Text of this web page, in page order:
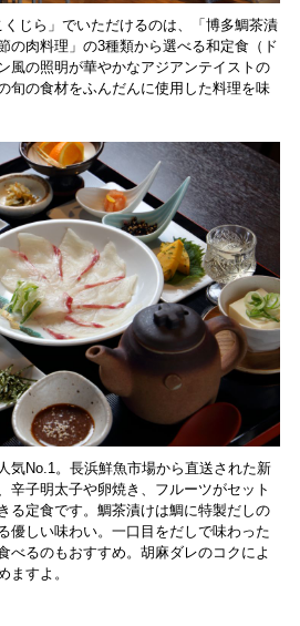
じら」でいただけるのは、「博多鯛茶漬
の肉料理」の3種類から選べる和定食（ド
風の照明が華やかなアジアンテイストの
旬の食材をふんだんに使用した料理を味
気No.1。長浜鮮魚市場から直送された新
辛子明太子や卵焼き、フルーツがセット
る定食です。鯛茶漬けは鯛に特製だしの
優しい味わい。一口目をだしで味わった
べるのもおすすめ。胡麻ダレのコクによ
ますよ。